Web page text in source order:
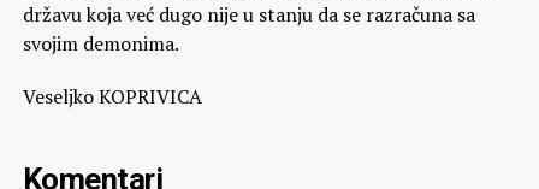
državu koja već dugo nije u stanju da se razračuna sa
svojim demonima.
Veseljko KOPRIVICA
Komentari